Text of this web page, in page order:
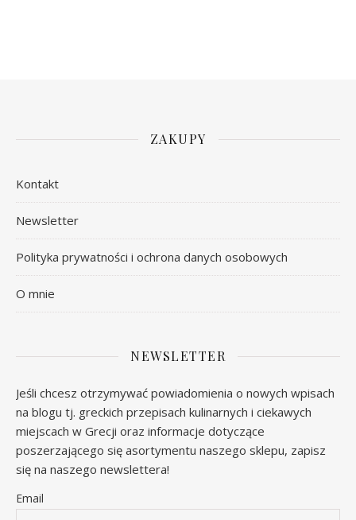
ZAKUPY
Kontakt
Newsletter
Polityka prywatności i ochrona danych osobowych
O mnie
NEWSLETTER
Jeśli chcesz otrzymywać powiadomienia o nowych wpisach
na blogu tj. greckich przepisach kulinarnych i ciekawych
miejscach w Grecji oraz informacje dotyczące
poszerzającego się asortymentu naszego sklepu, zapisz
się na naszego newslettera!
Email